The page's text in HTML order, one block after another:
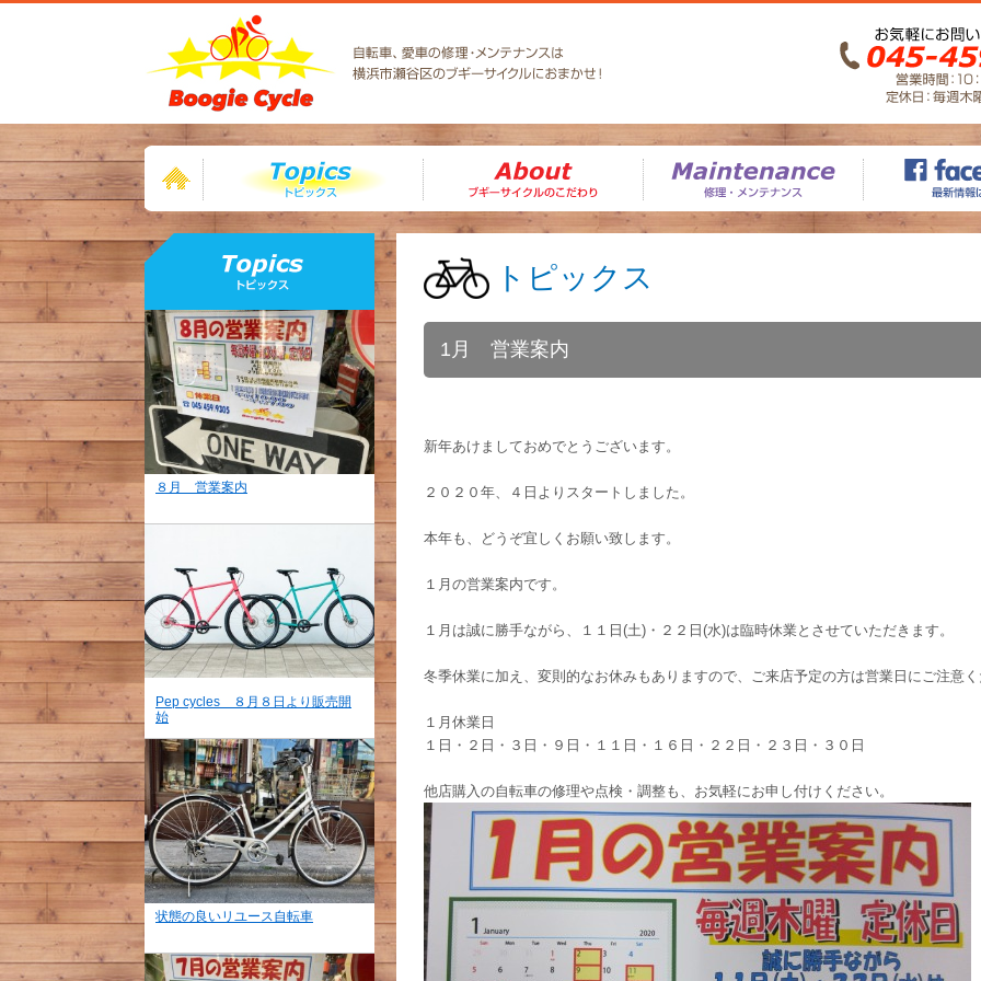
トピックス
８月 営業案内
Pep cycles ８月８日より販売開
始
状態の良いリユース自転車
トピックス
1月 営業案内
新年あけましておめでとうございます。
２０２０年、４日よりスタートしました。
本年も、どうぞ宜しくお願い致します。
１月の営業案内です。
１月は誠に勝手ながら、１１日(土)・２２日(水)は臨時休業とさせていただきます。
冬季休業に加え、変則的なお休みもありますので、ご来店予定の方は営業日にご注意
１月休業日
１日・２日・３日・９日・１１日・１６日・２２日・２３日・３０日
他店購入の自転車の修理や点検・調整も、お気軽にお申し付けください。